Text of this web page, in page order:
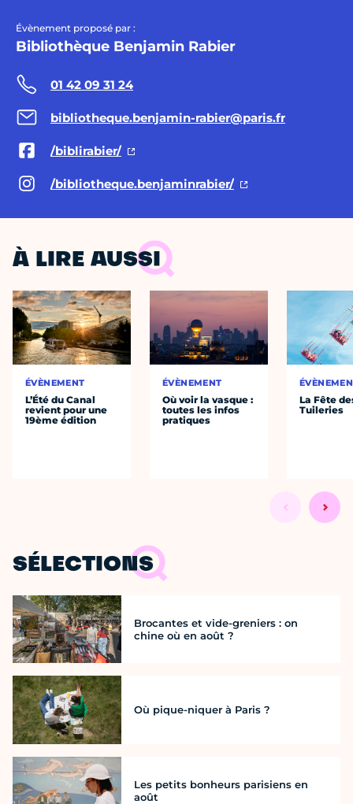
Évènement proposé par :
Bibliothèque Benjamin Rabier
01 42 09 31 24
bibliotheque.benjamin-rabier@paris.fr
/biblirabier/
/bibliotheque.benjaminrabier/
À LIRE AUSSI
ÉVÈNEMENT
L’Été du Canal
revient pour une
19ème édition
ÉVÈNEMENT
Où voir la vasque :
toutes les infos
pratiques
La Fête
Tuileries
SÉLECTIONS
Brocantes et vide-greniers : on
chine où en août ?
Où pique-niquer à Paris ?
Les petits bonheurs parisiens en
août